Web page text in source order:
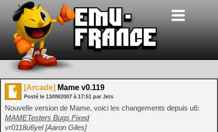
[Arcade] Mame v0.119
Posté le 13/09/2007 à 17:51 par Jets
Nouvelle version de Mame, voici les changements depuis u6:
MAMETesters Bugs Fixed
vr0118u6yel [Aaron Giles]